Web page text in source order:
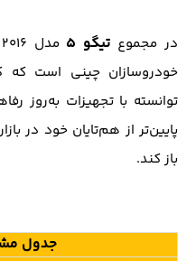
در مجموع تیگو ۵
خودروسازان چینی است که
توانسته با تجهیزات به‌روز
پایین‌تر از هم‌تایان خود در
باز کند.
جدول